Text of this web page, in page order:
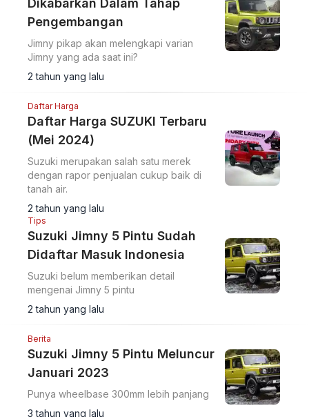
Pengembangan
Jimny pikap akan melengkapi varian
Jimny yang ada saat ini?
2 tahun yang lalu
Daftar Harga
Daftar Harga SUZUKI Terbaru
(Mei 2024)
Suzuki merupakan salah satu merek
dengan rapor penjualan cukup baik di
tanah air.
2 tahun yang lalu
Tips
Suzuki Jimny 5 Pintu Sudah
Didaftar Masuk Indonesia
Suzuki belum memberikan detail
mengenai Jimny 5 pintu
2 tahun yang lalu
Berita
Suzuki Jimny 5 Pintu Meluncur
Januari 2023
Punya wheelbase 300mm lebih panjang
3 tahun yang lalu